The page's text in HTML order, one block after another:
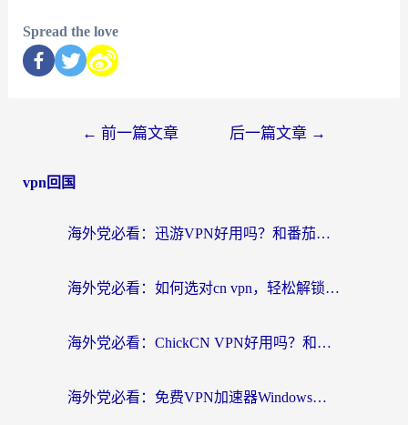
Spread the love
← 前一篇文章 后一篇文章 →
vpn回国
海外党必看：迅游VPN好用吗？和番茄加速器VPN对比哪个回国效果更好？
海外党必看：如何选对cn vpn，轻松解锁国内影音游戏？
海外党必看：ChickCN VPN好用吗？和星河VPN对比哪个回国效果更好？附真实体验+避坑指南
海外党必看：免费VPN加速器Windows版怎么选？附真实测评与无缝访问国内资源指南